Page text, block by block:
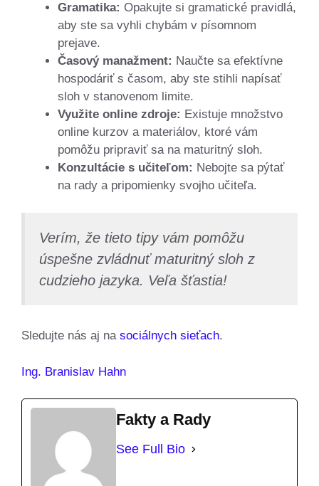
Gramatika: Opakujte si gramatické pravidlá,
aby ste sa vyhli chybám v písomnom
prejave.
Časový manažment: Naučte sa efektívne
hospodáriť s časom, aby ste stihli napísať
sloh v stanovenom limite.
Využite online zdroje: Existuje množstvo
online kurzov a materiálov, ktoré vám
pomôžu pripraviť sa na maturitný sloh.
Konzultácie s učiteľom: Nebojte sa pýtať
na rady a pripomienky svojho učiteľa.
Verím, že tieto tipy vám pomôžu
úspešne zvládnuť maturitný sloh z
cudzieho jazyka. Veľa šťastia!
Sledujte nás aj na sociálnych sieťach.
Ing. Branislav Hahn
Fakty a Rady
See Full Bio